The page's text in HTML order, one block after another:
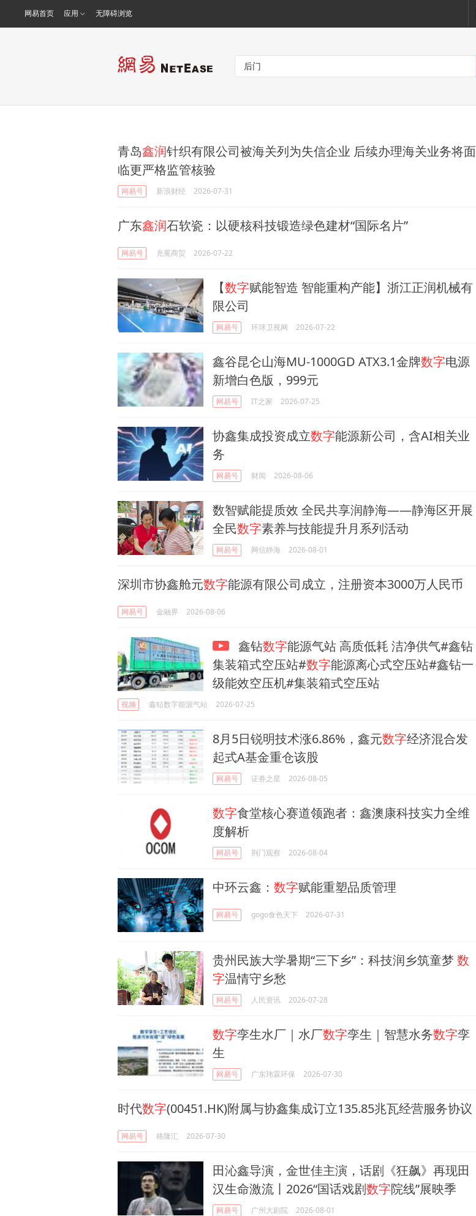
网易首页 应用 无障碍浏览
青岛鑫润针织有限公司被海关列为失信企业 后续办理海关业务将面
临更严格监管核验
网易号 新浪财经 2026-07-31
广东鑫润石软瓷：以硬核科技锻造绿色建材“国际名片”
网易号 充冕商贸 2026-07-22
【数字赋能智造 智能重构产能】浙江正润机械有
限公司
网易号 环球卫视网 2026-07-22
鑫谷昆仑山海MU-1000GD ATX3.1金牌数字电源
新增白色版，999元
网易号 IT之家 2026-07-25
协鑫集成投资成立数字能源新公司，含AI相关业
务
网易号 财闻 2026-08-06
数智赋能提质效 全民共享润静海——静海区开展
全民数字素养与技能提升月系列活动
网易号 网信静海 2026-08-01
深圳市协鑫舱元数字能源有限公司成立，注册资本3000万人民币
网易号 金融界 2026-08-06
鑫钻数字能源气站 高质低耗 洁净供气#鑫钻
集装箱式空压站#数字能源离心式空压站#鑫钻一
级能效空压机#集装箱式空压站
视频 鑫钻数字能源气站 2026-07-25
8月5日锐明技术涨6.86%，鑫元数字经济混合发
起式A基金重仓该股
网易号 证券之星 2026-08-05
数字食堂核心赛道领跑者：鑫澳康科技实力全维
度解析
网易号 荆门观察 2026-08-04
中环云鑫： 数字赋能重塑品质管理
网易号 gogo食色天下 2026-07-31
贵州民族大学暑期“三下乡”：科技润乡筑童梦 数
字温情守乡愁
网易号 人民资讯 2026-07-28
数字孪生水厂｜水厂数字孪生｜智慧水务数字孪
生
网易号 广东玮霖环保 2026-07-30
时代数字(00451.HK)附属与协鑫集成订立135.85兆瓦经营服务协议
网易号 格隆汇 2026-07-30
田沁鑫导演，金世佳主演，话剧《狂飙》再现田
汉生命激流丨2026“国话戏剧数字院线”展映季
网易号 广州大剧院 2026-08-01